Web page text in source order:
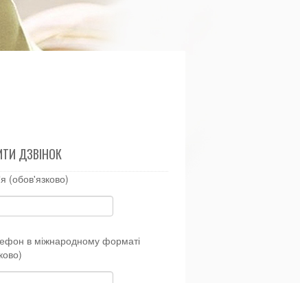
ДЗВІНОК
(обов'язково)
в міжнародному форматі